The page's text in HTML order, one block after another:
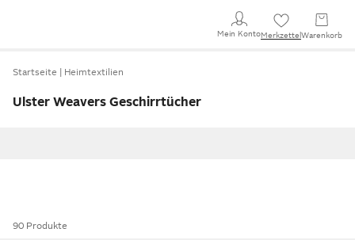
Mein KontoMerkzettel Warenkorb
Startseite Heimtextilien
Ulster Weavers Geschirrtücher
90 Produkte